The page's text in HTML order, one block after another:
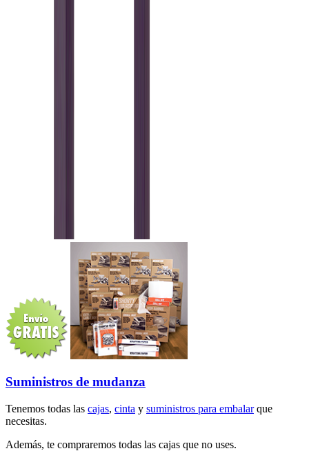
Suministros de mudanza
Tenemos todas las cajas, cinta y suministros para embalarque
necesitas.
Además, te compraremos todas las cajas que no uses.